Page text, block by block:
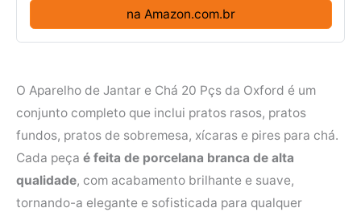
na Amazon.com.br
O Aparelho de Jantar e Chá 20 Pçs da Oxford é um
conjunto completo que inclui pratos rasos, pratos
fundos, pratos de sobremesa, xícaras e pires para chá.
Cada peça é feita de porcelana branca de alta
qualidade, com acabamento brilhante e suave,
tornando-a elegante e sofisticada para qualquer